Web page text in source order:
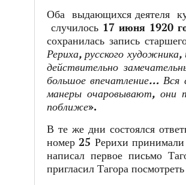
Оба выдающихся деятеля
случилось17 июня 1920
сохранилась запись
Рериха, русского
действительно
большое впечатление… Вся
манеры очаровывают, они
поближе».
В те же дни состоялся
номер 25 Рерихи принимали
написал первое письмо
пригласил Тагора